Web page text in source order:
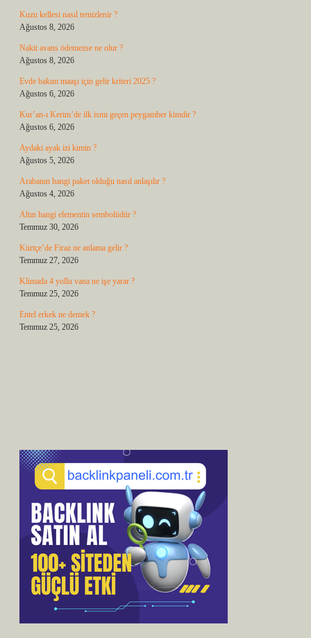
Kuzu kellesi nasıl temizlenir ?
Ağustos 8, 2026
Nakit avans ödemezse ne olur ?
Ağustos 8, 2026
Evde bakım maaşı için gelir kriteri 2025 ?
Ağustos 6, 2026
Kur’an-ı Kerim’de ilk ismi geçen peygamber kimdir ?
Ağustos 6, 2026
Aydaki ayak izi kimin ?
Ağustos 5, 2026
Arabanın hangi paket olduğu nasıl anlaşılır ?
Ağustos 4, 2026
Altın hangi elementin sembolüdür ?
Temmuz 30, 2026
Kürtçe’de Firaz ne anlama gelir ?
Temmuz 27, 2026
Klimada 4 yollu vana ne işe yarar ?
Temmuz 25, 2026
Entel erkek ne demek ?
Temmuz 25, 2026